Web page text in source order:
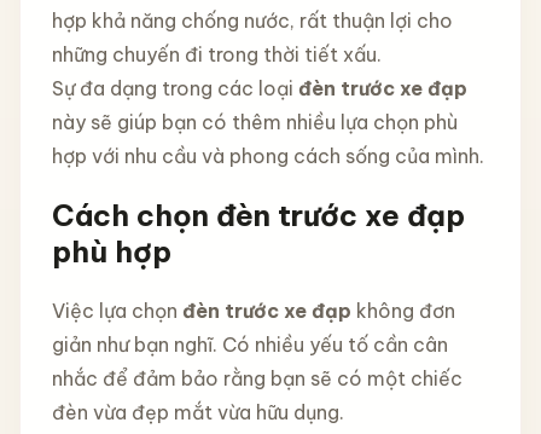
hợp khả năng chống nước, rất thuận lợi cho
những chuyến đi trong thời tiết xấu.
Sự đa dạng trong các loại đèn trước xe đạp
này sẽ giúp bạn có thêm nhiều lựa chọn phù
hợp với nhu cầu và phong cách sống của mình.
Cách chọn đèn trước xe đạp
phù hợp
Việc lựa chọn đèn trước xe đạp không đơn
giản như bạn nghĩ. Có nhiều yếu tố cần cân
nhắc để đảm bảo rằng bạn sẽ có một chiếc
đèn vừa đẹp mắt vừa hữu dụng.